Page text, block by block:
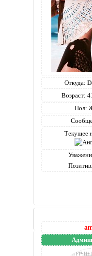
Откуда:
Возраст:
Пол:
Текущее
Позитив: